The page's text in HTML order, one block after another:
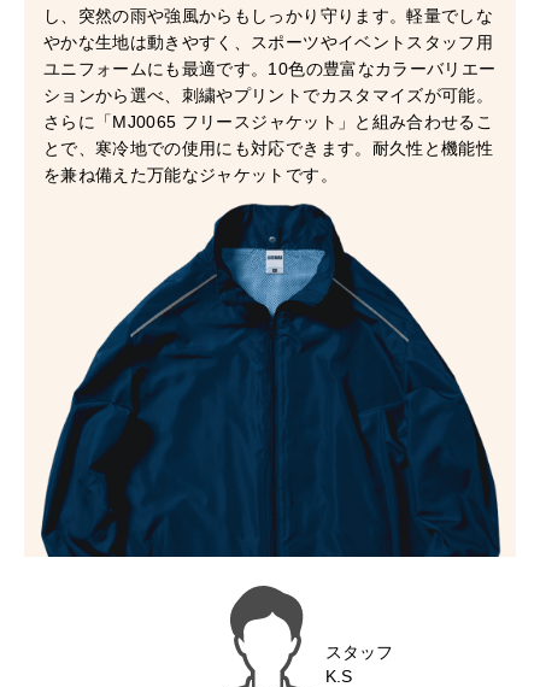
し、突然の雨や強風からもしっかり守ります。軽量でしな
やかな生地は動きやすく、スポーツやイベントスタッフ用
ユニフォームにも最適です。10色の豊富なカラーバリエー
ションから選べ、刺繍やプリントでカスタマイズが可能。
さらに「MJ0065 フリースジャケット」と組み合わせるこ
とで、寒冷地での使用にも対応できます。耐久性と機能性
を兼ね備えた万能なジャケットです。
スタッフ
K.S